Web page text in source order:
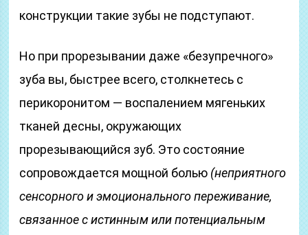
конструкции такие зубы не подступают.
Но при прорезывании даже «безупречного»
зуба вы, быстрее всего, столкнетесь с
перикоронитом — воспалением мягеньких
тканей десны, окружающих
прорезывающийся зуб. Это состояние
сопровождается мощной болью (неприятного
сенсорного и эмоционального переживание,
связанное с истинным или потенциальным